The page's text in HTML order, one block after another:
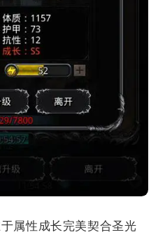
属性成长完美契合圣光